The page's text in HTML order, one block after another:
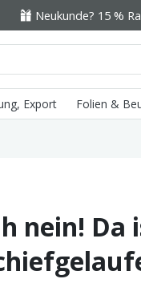
Neukunde? 15 %
Export Folien &
nein! Da